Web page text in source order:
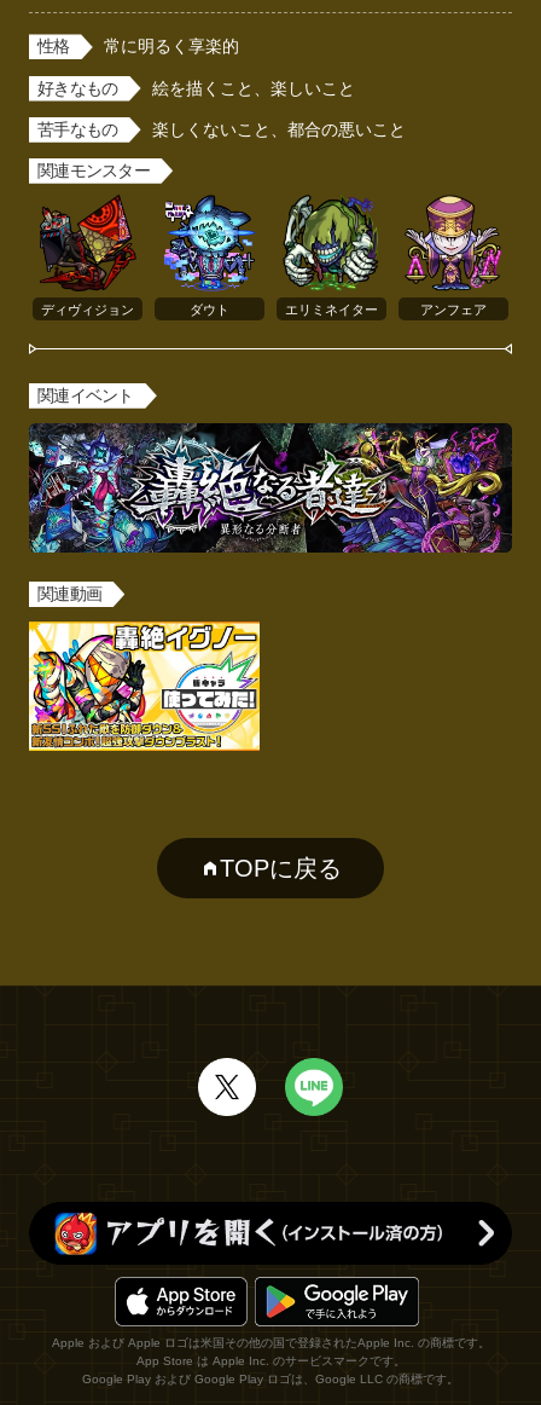
性格 常に明るく享楽的
好きなもの 絵を描くこと、楽しいこと
苦手なもの 楽しくないこと、都合の悪いこと
関連モンスター
ディヴィジョン ダウト エリミネイター アンフェア
関連イベント
関連動画
TOPに戻る
Apple および Apple ロゴは米国その他の国で登録されたApple Inc. の商標です。
App Store は Apple Inc. のサービスマークです。
Google Play および Google Play ロゴは、Google LLC の商標です。